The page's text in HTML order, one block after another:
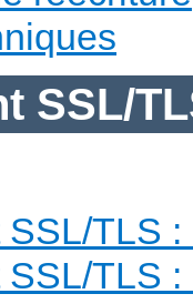
SSL/
TLS
SSL/TLS